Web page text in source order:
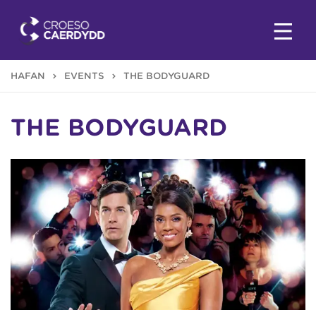
HAFAN EVENTS THE BODYGUARD
THE BODYGUARD